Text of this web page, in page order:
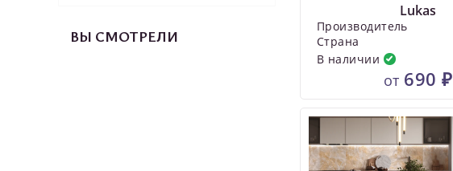
ВЫ СМОТРЕЛИ
Lukas
Производитель
Страна
В наличии
от 690 ₽